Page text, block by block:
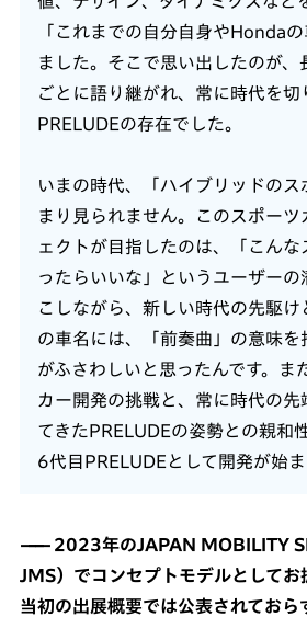
「これまでの自分自身やHonda
ました。そこで思い出したのが、
ごとに語り継がれ、常に時代を切
PRELUDEの存在でした。
いまの時代、「ハイブリッドのス
まり見られません。このスポーツ
ェクトが目指したのは、「こんな
ったらいいな」というユーザーの
こしながら、新しい時代の先駆け
の車名には、「前奏曲」の意味を
がふさわしいと思ったんです。ま
カー開発の挑戦と、常に時代の
てきたPRELUDEの姿勢との親和
6代目PRELUDEとして開発が始ま
2023年のJAPAN MOBILITY
JMS）でコンセプトモデルとしてお
当初の出展概要では公表されておら